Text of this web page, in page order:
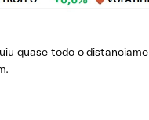
quase todo o